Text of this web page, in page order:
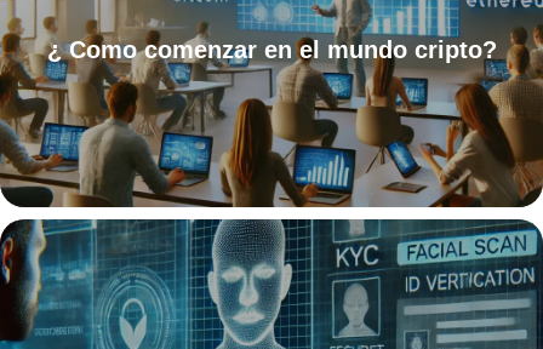
¿ Como comenzar en el mundo cripto?